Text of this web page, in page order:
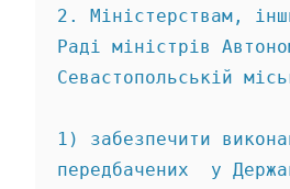
2. Міністерствам,
Раді міністрів
Севастопольській
1) забезпечити
передбачених  у